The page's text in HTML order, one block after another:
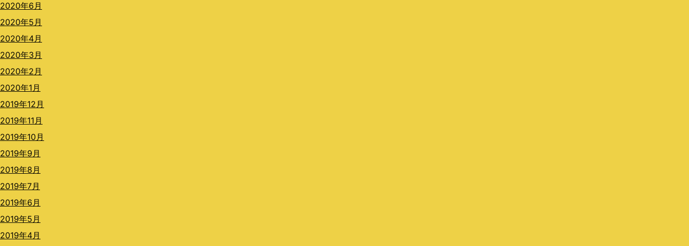
2020年6月
2020年5月
2020年4月
2020年3月
2020年2月
2020年1月
2019年12月
2019年11月
2019年10月
2019年9月
2019年8月
2019年7月
2019年6月
2019年5月
2019年4月